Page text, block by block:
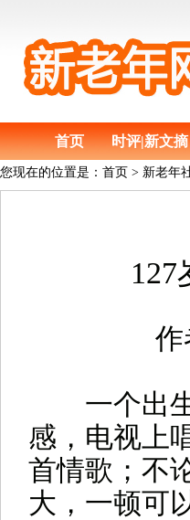
首页 时评|新文摘
您现在的位置是： 首页 > 新老
作
一个出生
感，电视上
首情歌；不
大，一顿可